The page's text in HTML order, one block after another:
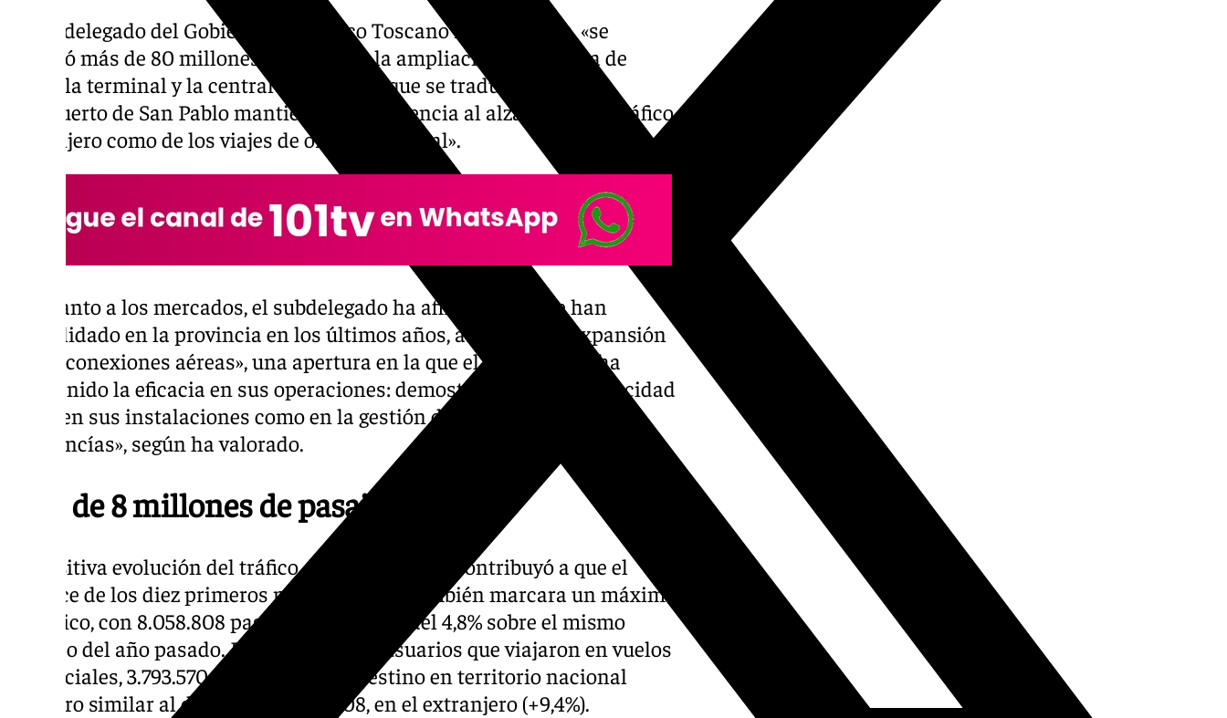
El subdelegado del Gobierno, Francisco Toscano recuerda que, «se
invirtió más de 80 millones de euros en la ampliación de la pista de
vuelo, la terminal y la central eléctrica, lo que se traduce en que el
aeropuerto de San Pablo mantiene una tendencia al alza tanto del tráfico
extranjero como de los viajes de origen nacional».
En cuanto a los mercados, el subdelegado ha afirmado que se han
consolidado en la provincia en los últimos años, así como «la expansión
de las conexiones aéreas», una apertura en la que el aeropuerto «ha
mantenido la eficacia en sus operaciones: demostración de su capacidad
tanto en sus instalaciones como en la gestión de pasajeros y
mercancías», según ha valorado.
Más de 8 millones de pasajeros
La positiva evolución del tráfico durante octubre contribuyó a que el
balance de los diez primeros meses del año también marcara un máximo
histórico, con 8.058.808 pasajeros y un alza del 4,8% sobre el mismo
periodo del año pasado. De los 8.044.478 usuarios que viajaron en vuelos
comerciales, 3.793.570 tenían origen o destino en territorio nacional
(registro similar al de 2024) y 4.250.908, en el extranjero (+9,4%).